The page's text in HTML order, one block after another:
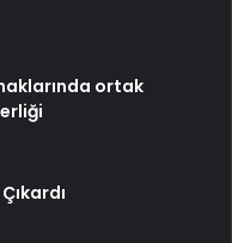
ortak